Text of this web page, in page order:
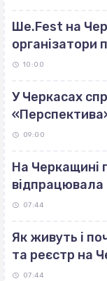
Ше.Fest на
організатори
10:00
У Черкасах
09:00
На Черкащині
07:44
Як живуть і
та реєстр на
07:44